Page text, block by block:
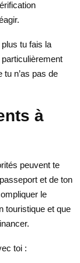
tu fais la
n’as pas de
à
peuvent te
et de ton
le
touristique et que
toi :